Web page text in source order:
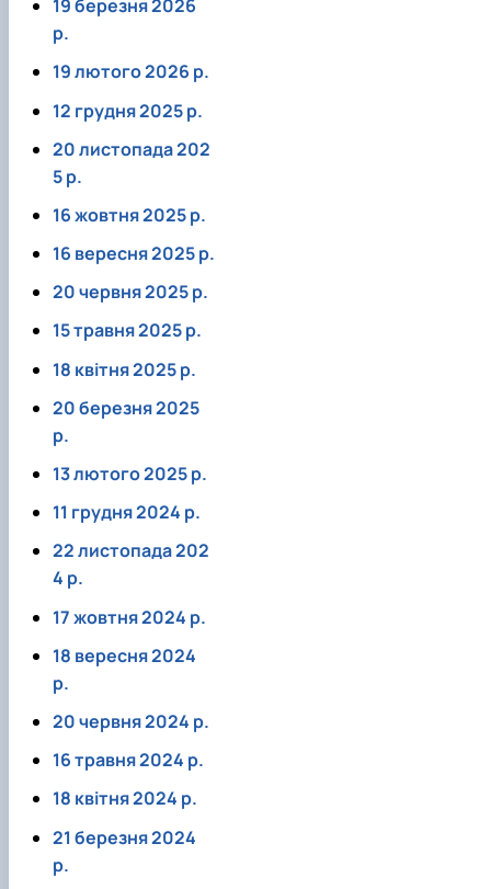
НОВИНИ
факультетом ветеринарної медицини …
Вступ 2022 рік
Вступ 2019 рік
Вступ 2018 рік
19 березня 2026
р.
19 лютого 2026 р.
12 грудня 2025 р.
20 листопада 202
5 р.
16 жовтня 2025 р.
16 вересня 2025 р.
20 червня 2025 р.
15 травня 2025 р.
18 квітня 2025 р.
20 березня 2025
р.
13 лютого 2025 р.
11 грудня 2024 р.
22 листопада 202
4 р.
17 жовтня 2024 р.
18 вересня 2024
р.
20 червня 2024 р.
16 травня 2024 р.
18 квітня 2024 р.
21 березня 2024
р.